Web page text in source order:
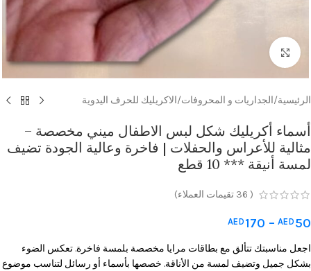
Click to enlarge
الرئيسية/الجداريات و المحروفات/الاكريليك للحرف اليدوية
أسماء أكريليك شكل لبس الاطفال ميني مخصصة –
مثالية للأعراس والحفلات | فاخرة وعالية الجودة تضيف
لمسة أنيقة *** 10 قطع
(
36 تقيمات العملاء)
AED 50
–
AED 170
اجعل مناسبتك تتألق مع بطاقات مرايا مخصصة بلمسة فاخرة. تعكس الضوء
بشكل جميل وتضيف لمسة من الأناقة. خصصها بأسماء أو رسائل لتناسب موضوع